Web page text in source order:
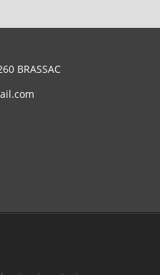
BRASSAC